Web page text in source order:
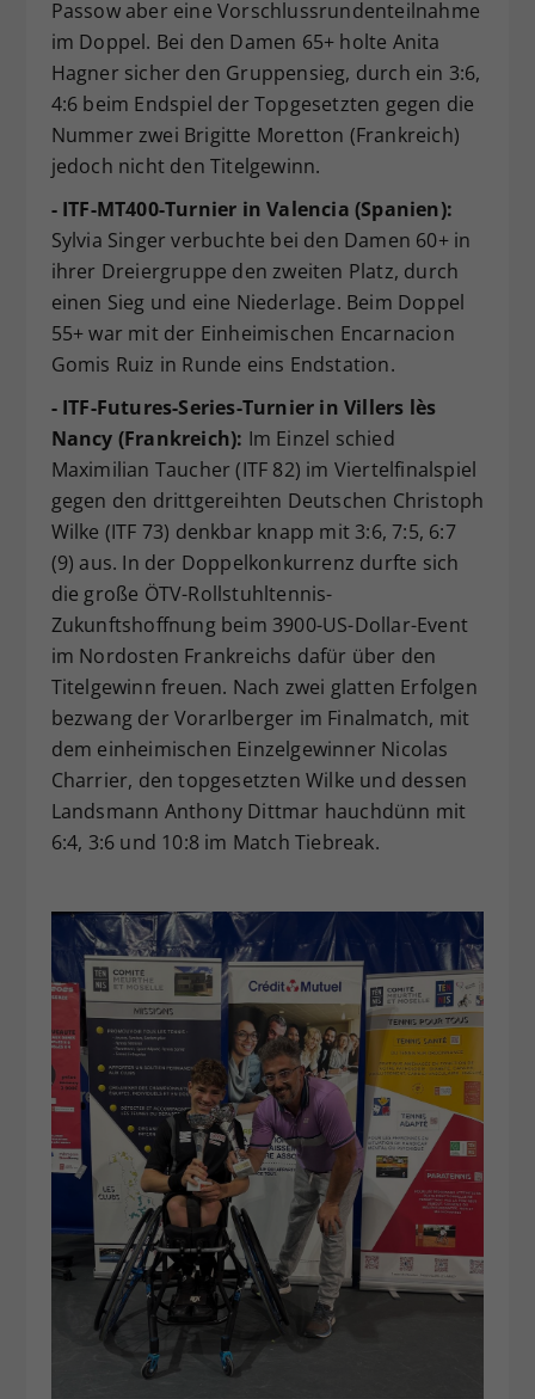
Passow aber eine Vorschlussrundenteilnahme
im Doppel. Bei den Damen 65+ holte Anita
Hagner sicher den Gruppensieg, durch ein 3:6,
4:6 beim Endspiel der Topgesetzten gegen die
Nummer zwei Brigitte Moretton (Frankreich)
jedoch nicht den Titelgewinn.
- ITF-MT400-Turnier in Valencia (Spanien):
Sylvia Singer verbuchte bei den Damen 60+ in
ihrer Dreiergruppe den zweiten Platz, durch
einen Sieg und eine Niederlage. Beim Doppel
55+ war mit der Einheimischen Encarnacion
Gomis Ruiz in Runde eins Endstation.
- ITF-Futures-Series-Turnier in Villers lès
Nancy (Frankreich): Im Einzel schied
Maximilian Taucher (ITF 82) im Viertelfinalspiel
gegen den drittgereihten Deutschen Christoph
Wilke (ITF 73) denkbar knapp mit 3:6, 7:5, 6:7
(9) aus. In der Doppelkonkurrenz durfte sich
die große ÖTV-Rollstuhltennis-
Zukunftshoffnung beim 3900-US-Dollar-Event
im Nordosten Frankreichs dafür über den
Titelgewinn freuen. Nach zwei glatten Erfolgen
bezwang der Vorarlberger im Finalmatch, mit
dem einheimischen Einzelgewinner Nicolas
Charrier, den topgesetzten Wilke und dessen
Landsmann Anthony Dittmar hauchdünn mit
6:4, 3:6 und 10:8 im Match Tiebreak.